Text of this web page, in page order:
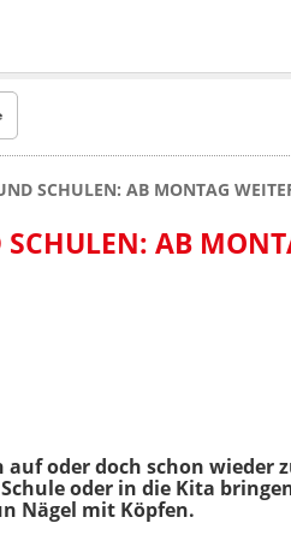
SCHULEN: AB MONTAG
AB
oder doch schon wieder
oder in die Kita
Nägel mit Köpfen.